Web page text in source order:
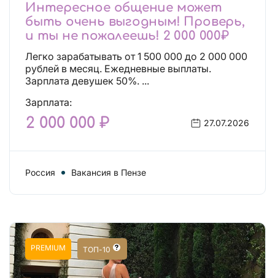
Интересное общение может
быть очень выгодным! Проверь,
и ты не пожалеешь! 2 000 000₽
Легко зарабатывать от 1 500 000 до 2 000 000
рублей в месяц. Ежедневные выплаты.
Зарплата девушек 50%. ...
Зарплата:
2 000 000 ₽ 27.07.2026
Россия Вакансия в Пензе
PREMIUM ТОП-10